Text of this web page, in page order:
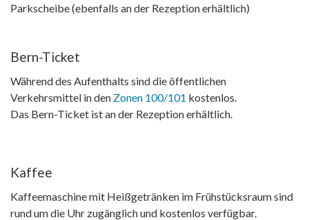
Parkscheibe (ebenfalls an der Rezeption erhältlich)
Bern-Ticket
Während des Aufenthalts sind die öffentlichen
Verkehrsmittel in den Zonen 100/101 kostenlos.
Das Bern-Ticket ist an der Rezeption erhältlich.
Kaffee
Kaffeemaschine mit Heißgetränken im Frühstücksraum sind
rund um die Uhr zugänglich und kostenlos verfügbar.